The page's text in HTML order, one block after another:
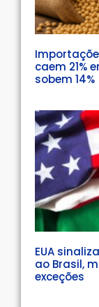
caem 21%
sobem 14%
EUA
ao Brasil,
exceções